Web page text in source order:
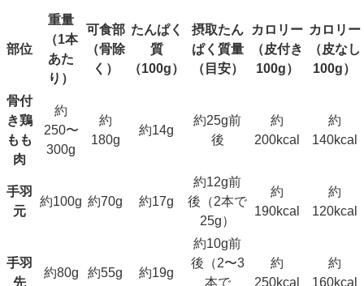
部位
重量
（1本
あた
り）
可食部
（骨除
く）
たんぱく
質
（100g）
摂取たん
ぱく質量
（目安）
カロリー
（皮付き
100g）
カロリー
（皮なし
100g）
骨付
き鶏
もも
肉
約
250〜
300g
約
180g
約14g
約25g前
後
約
200kcal
約
140kcal
手羽
元
約100g 約70g 約17g
約12g前
後（2本で
25g）
約
190kcal
約
120kcal
手羽
先
約80g 約55g 約19g
約10g前
後（2〜3
本で
約
250kcal
約
160kcal